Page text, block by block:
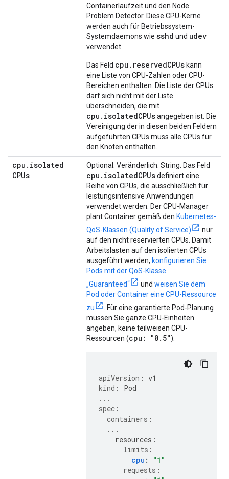
Containerlaufzeit und den Node
Problem Detector. Diese CPU-Kerne
werden auch für Betriebssystem-
Systemdaemons wie sshd und udev
verwendet.
Das Feld cpu.reservedCPUs kann
eine Liste von CPU-Zahlen oder CPU-
Bereichen enthalten. Die Liste der CPUs
darf sich nicht mit der Liste
überschneiden, die mit
cpu.isolatedCPUsangegeben ist. Die
Vereinigung der in diesen beiden Feldern
aufgeführten CPUs muss alle CPUs für
den Knoten enthalten.
cpu . isolated
CPUs
Optional. Veränderlich. String. Das Feld
cpu . isolatedCPUsdefiniert eine
Reihe von CPUs, die ausschließlich für
leistungsintensive Anwendungen
verwendet werden. Der CPU-Manager
plant Container gemäß den Kubernetes-
QoS-Klassen (Quality of Service)
nur
auf den nicht reservierten CPUs. Damit
Arbeitslasten auf den isolierten CPUs
ausgeführt werden, konfigurieren Sie
Pods mit der QoS-Klasse
„Guaranteed“
und weisen Sie dem
Pod oder Container eine CPU-Ressource
zu
. Für eine garantierte Pod-Planung
müssen Sie ganze CPU-Einheiten
angeben, keine teilweisen CPU-
Ressourcen (cpu: "0. 5").
apiVersion : v1
kind :
Pod
...
spec :
containers :
...
resources :
limits :
cpu :
"1"
requests :